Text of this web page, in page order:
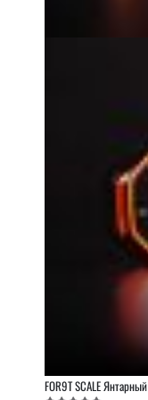
FOR9T SCALE Янтарный